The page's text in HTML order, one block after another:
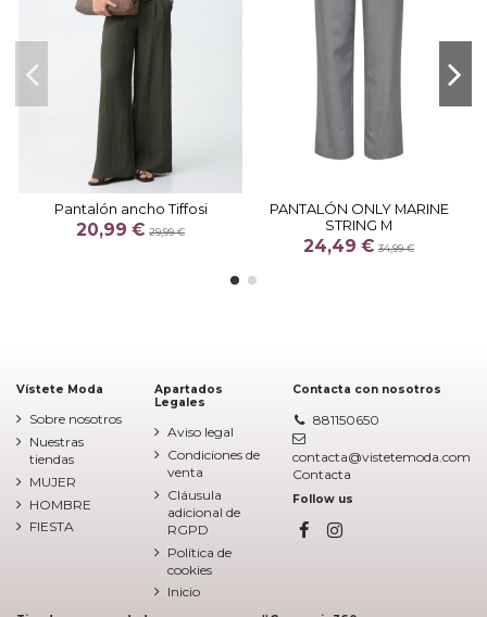
Pantalón ancho Tiffosi
20,99 € 29,99 €
PANTALÓN ONLY MARINE
STRING M
24,49 € 34,99 €
Vístete Moda
Sobre nosotros
Nuestras
tiendas
MUJER
HOMBRE
FIESTA
Apartados
Legales
Aviso legal
Condiciones de
venta
Cláusula
adicional de
RGPD
Política de
cookies
Inicio
Contacta con nosotros
881150650
contacta@vistetemoda.com
Contacta
Follow us